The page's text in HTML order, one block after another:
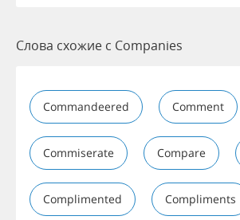
Слова схожие с Companies
Commandeered Comment
Commiserate Compare
Complimented Compliments